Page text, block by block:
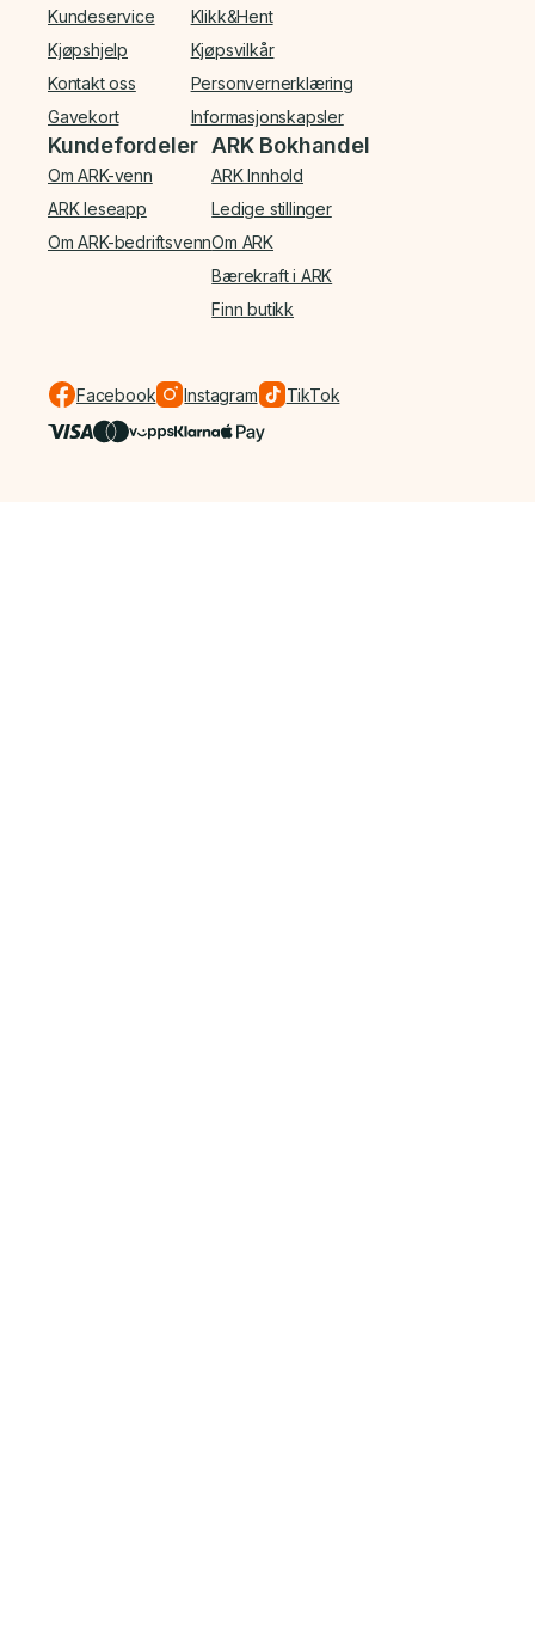
Kundeservice
Kjøpshjelp
Kontakt oss
Gavekort
Klikk&Hent
Kjøpsvilkår
Personvernerklæring
Informasjonskapsler
Kundefordeler
Om ARK-venn
ARK leseapp
Om ARK-bedriftsvenn
ARK Bokhandel
ARK Innhold
Ledige stillinger
Om ARK
Bærekraft i ARK
Finn butikk
Facebook Instagram TikTok